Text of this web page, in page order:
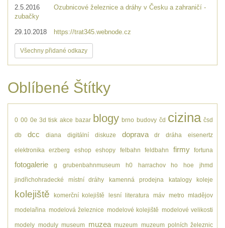
2.5.2016
Ozubnicové železnice a dráhy v Česku a zahraničí -
zubačky
29.10.2018 https://trat345.webnode.cz
Všechny přidané odkazy
Oblíbené Štítky
0 00 0e 3d tisk akce bazar blogy brno budovy čd cizina čsd
db dcc diana digitální diskuze doprava dr dráha eisenertz
elektronika erzberg eshop eshopy felbahn feldbahn firmy fortuna
fotogalerie g grubenbahnmuseum h0 harrachov ho hoe jhmd
jindřichohradecké místní dráhy kamenná prodejna katalogy koleje
kolejiště komerční kolejiště lesní literatura máv metro mladějov
modelařina modelová železnice modelové kolejiště modelové velikosti
modely moduly museum muzea muzeum muzeum polních železnic